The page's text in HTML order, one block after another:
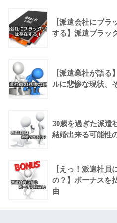
【派遣会社にブラ
する】派遣ブラッ
【派遣業社が語る
ルに悲惨な現状、
30歳を過ぎた派遣
結婚出来る可能性
【えっ！派遣社員
の？】ボーナスを
由